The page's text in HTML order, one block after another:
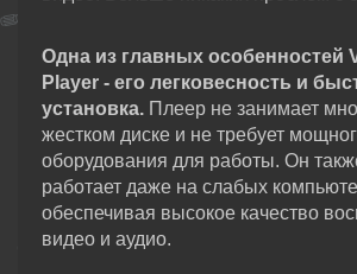
Одна из главных особенностей
Player - его легковесность и
установка. Плеер не занимает
жестком диске и не требует
оборудования для работы. Он
работает даже на слабых
обеспечивая высокое качество
видео и аудио.